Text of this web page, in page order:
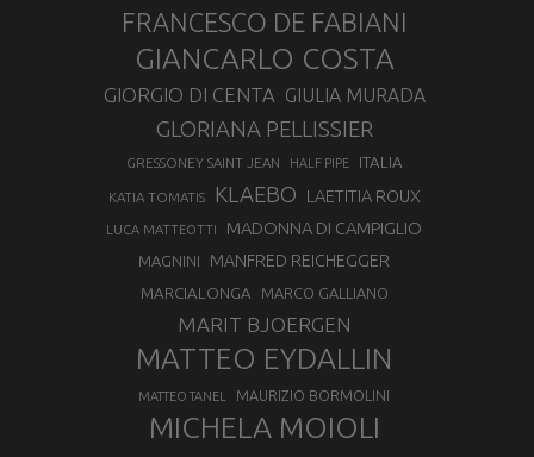
FRANCESCO DE FABIANI
GIANCARLO COSTA
GIORGIO DI CENTA GIULIA MURADA
GLORIANA PELLISSIER
GRESSONEY SAINT JEAN HALF PIPE ITALIA
KATIA TOMATIS KLAEBO LAETITIA ROUX
LUCA MATTEOTTI MADONNA DI CAMPIGLIO
MAGNINI MANFRED REICHEGGER
MARCIALONGA MARCO GALLIANO
MARIT BJOERGEN
MATTEO EYDALLIN
MATTEO TANEL MAURIZIO BORMOLINI
MICHELA MOIOLI